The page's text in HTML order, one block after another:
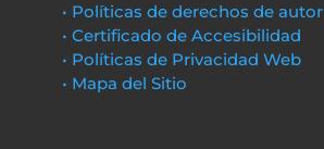
• Políticas de derechos de autor
• Certificado de Accesibilidad
• Políticas de Privacidad Web
• Mapa del Sitio